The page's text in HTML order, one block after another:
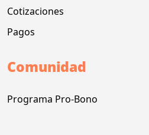
Cotizaciones
Pagos
Comunidad
Programa Pro-Bono